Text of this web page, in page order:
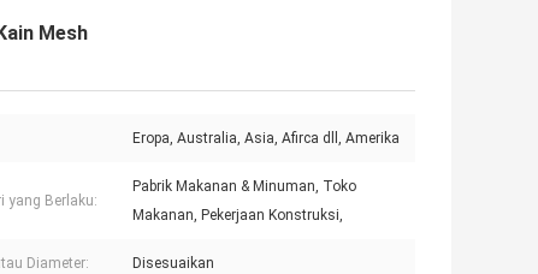
Mesh
Eropa, Australia, Asia, Afirca dll, Amerika
yang Berlaku:
Pabrik Makanan & Minuman, Toko
Makanan, Pekerjaan Konstruksi,
Diameter: Disesuaikan